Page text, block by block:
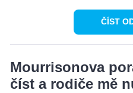
ČÍST
Mourrisonova
číst a rodiče mě